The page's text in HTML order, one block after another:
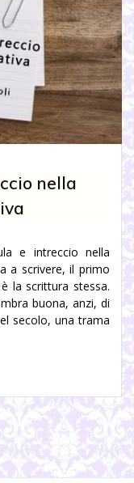
nella
e intreccio nella
a scrivere, il primo
la scrittura stessa.
buona, anzi, di
secolo, una trama